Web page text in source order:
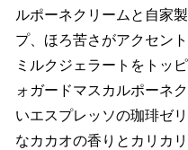
ルポーネクリームと自家
プ、ほろ苦さがアクセン
ミルクジェラートをトッ
ォガードマスカルポーネ
いエスプレッソの珈琲ゼ
なカカオの香りとカリカ